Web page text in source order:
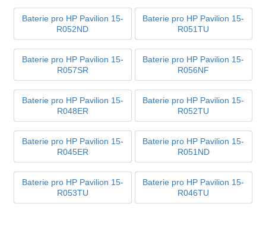
Baterie pro HP Pavilion 15-
R052ND
Baterie pro HP Pavilion 15-
R051TU
Baterie pro HP Pavilion 15-
R057SR
Baterie pro HP Pavilion 15-
R056NF
Baterie pro HP Pavilion 15-
R048ER
Baterie pro HP Pavilion 15-
R052TU
Baterie pro HP Pavilion 15-
R045ER
Baterie pro HP Pavilion 15-
R051ND
Baterie pro HP Pavilion 15-
R053TU
Baterie pro HP Pavilion 15-
R046TU